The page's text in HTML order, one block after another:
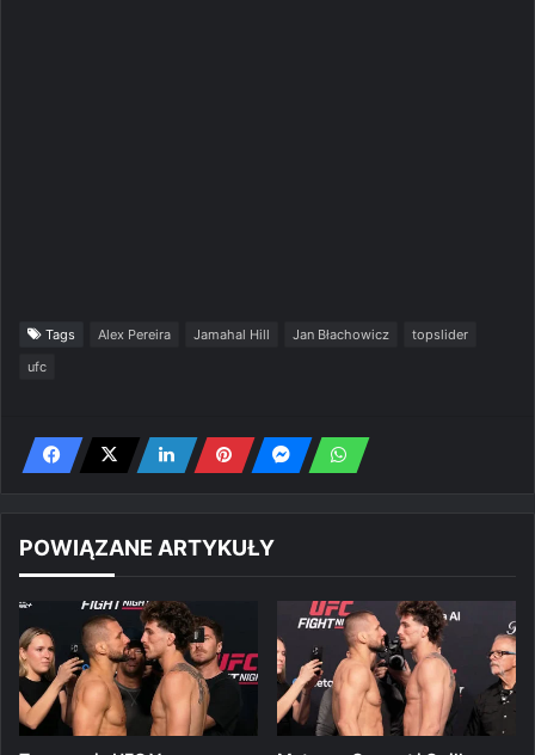
Tags Alex Pereira Jamahal Hill Jan Błachowicz
topslider
ufc
POWIĄZANE ARTYKUŁY